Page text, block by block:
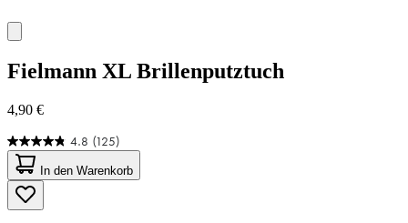
Fielmann XL Brillenputztuch
4,90 €
4.8 (125)
4.8
von
5
Sternen.
125
In den Warenkorb